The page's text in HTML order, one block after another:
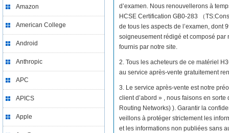
Amazon
American College
Android
Anthropic
APC
APICS
Apple
d’examen. Nous renouvellerons à
HCSE Certification GB0-283 （
de tous les aspects de l’examen, dont
soigneusement rédigé et composé par
fournis par notre site.
2. Tous les acheteurs de ce matériel
au service après-vente gratuitement
3. Le service après-vente est notre
client d’abord » , nous faisons en
Routing Networks) ). Garantir la
veillons à protéger strictement les
et les informations non publiées sans